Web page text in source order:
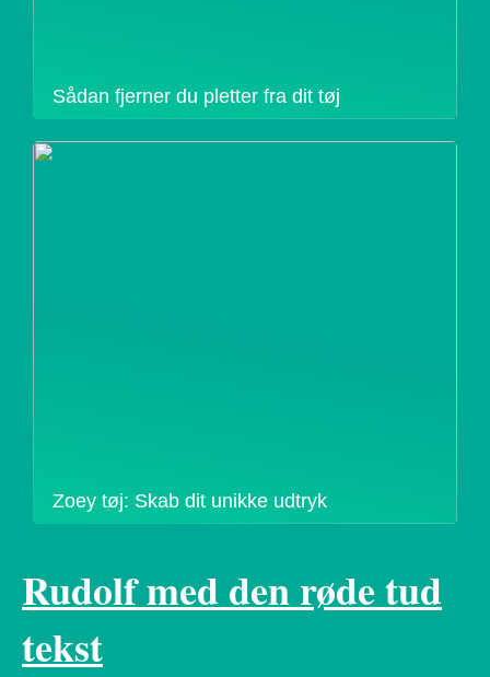
Sådan fjerner du pletter fra dit tøj
Zoey tøj: Skab dit unikke udtryk
Rudolf med den røde tud
tekst